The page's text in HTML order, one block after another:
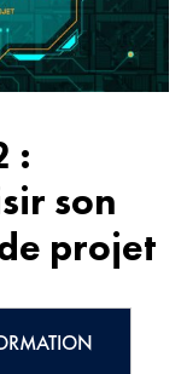
:
son
projet